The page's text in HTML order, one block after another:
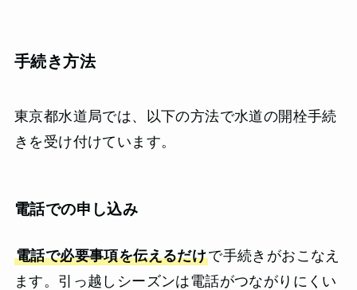
手続き方法
東京都水道局では、以下の方法で水道の開栓手続
きを受け付けています。
電話での申し込み
電話で必要事項を伝えるだけで手続きがおこなえ
ます。引っ越しシーズンは電話がつながりにくい